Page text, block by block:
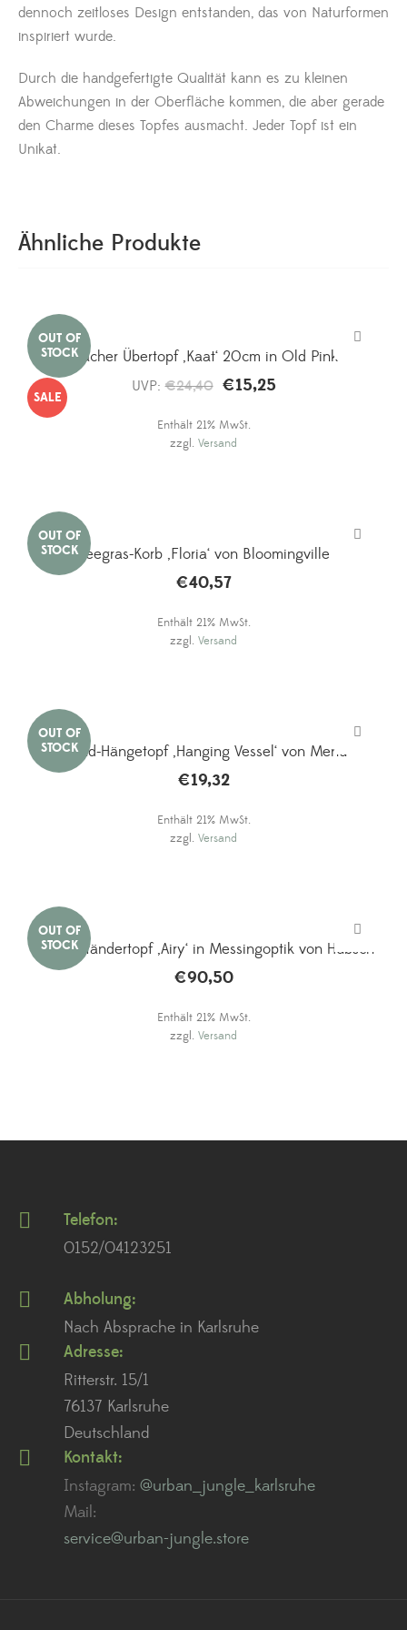
dennoch zeitloses Design entstanden, das von Naturformen
inspiriert wurde.
Durch die handgefertigte Qualität kann es zu kleinen
Abweichungen in der Oberfläche kommen, die aber gerade
den Charme dieses Topfes ausmacht. Jeder Topf ist ein
Unikat.
Ähnliche Produkte
SALE
Flacher Übertopf ‚Kaat‘ 20cm in Old Pink
UVP: €24,40 Ursprünglicher
war:
€15,25Aktueller
Enthält 21% MwSt.
zzgl. Versand
Seegras-Korb ‚Floria‘ von Bloomingville
€40,57
Enthält 21% MwSt.
zzgl. Versand
Wand-Hängetopf ‚Hanging Vessel‘ von Menu
€19,32
Enthält 21% MwSt.
zzgl. Versand
Metall-Ständertopf ‚Airy‘ in Messingoptik von Hübsch
€90,50
Enthält 21% MwSt.
zzgl. Versand
Telefon:
0152/04123251
Abholung:
Nach Absprache in Karlsruhe
Adresse:
Ritterstr. 15/1
76137 Karlsruhe
Deutschland
Kontakt:
Instagram: @urban_jungle_karlsruhe
Mail:
service@urban-jungle.store